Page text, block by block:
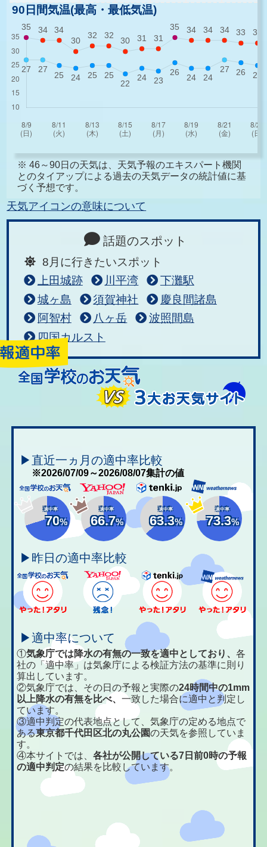
90日間気温(最高・最低気温)
※ 46～90日の天気は、天気予報のエキスパート機関
とのタイアップによる過去の天気データの統計値に基
づく予想です。
天気アイコンの意味について
話題のスポット
8月に行きたいスポット
上田城跡
川平湾
下灘駅
城ヶ島
須賀神社
慶良間諸島
阿智村
八ヶ岳
波照間島
四国カルスト
▶直近一ヵ月の適中率比較
※2026/07/09～2026/08/07集計の値
適中率
70%
適中率
66.7%
適中率
63.3%
適中率
73.3%
▶昨日の適中率比較
▶適中率について
①気象庁では降水の有無の一致を適中としており、各
社の「適中率」は気象庁による検証方法の基準に則り
算出しています。
②気象庁では、その日の予報と実際の24時間中の1mm
以上降水の有無を比べ、一致した場合に適中と判定し
ています。
③適中判定の代表地点として、気象庁の定める地点で
ある東京都千代田区北の丸公園の天気を参照していま
す。
④本サイトでは、各社が公開している7日前0時の予報
の適中判定の結果を比較しています。